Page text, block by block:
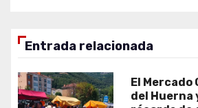
Entrada relacionada
El
del Huerna